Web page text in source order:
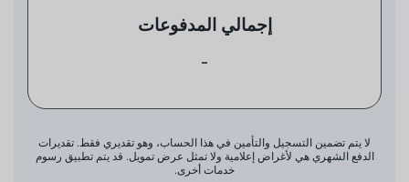
إجمالي المدفوعات
-
لا يتم تضمين التسجيل والتأمين في هذا الحساب، وهو تقديري فقط. تقديرات
الدفع الشهري هي لأغراض إعلامية ولا تمثل عرض تمويل. قد يتم تطبيق رسوم
خدمات أخرى.